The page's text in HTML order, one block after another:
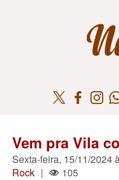
Vem pra Vila
Sexta-feira, 15/11/2024
Rock | 105